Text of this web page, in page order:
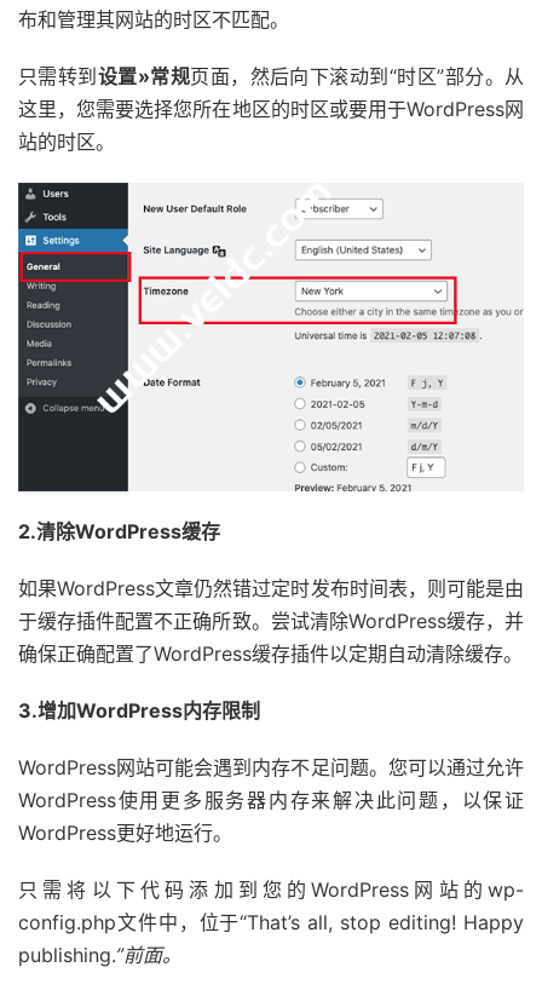
布和管理其网站的时区不匹配。
只需转到 设置»常规页面，然后向下滚动到“时区”部分。从
这里，您需要选择您所在地区的时区或要用于WordPress网
站的时区。
2.清除WordPress缓存
如果WordPress文章仍然错过定时发布时间表，则可能是由
于缓存插件配置不正确所致。尝试清除WordPress缓存，并
确保正确配置了WordPress缓存插件以定期自动清除缓存。
3.增加WordPress内存限制
WordPress网站可能会遇到内存不足问题。您可以通过允许
WordPress使用更多服务器内存来解决此问题，以保证
WordPress更好地运行。
只需将以下代码添加到您的WordPress网站的wp-
config.php文件中，位于“That’s all, stop editing! Happy
publishing.”前面。